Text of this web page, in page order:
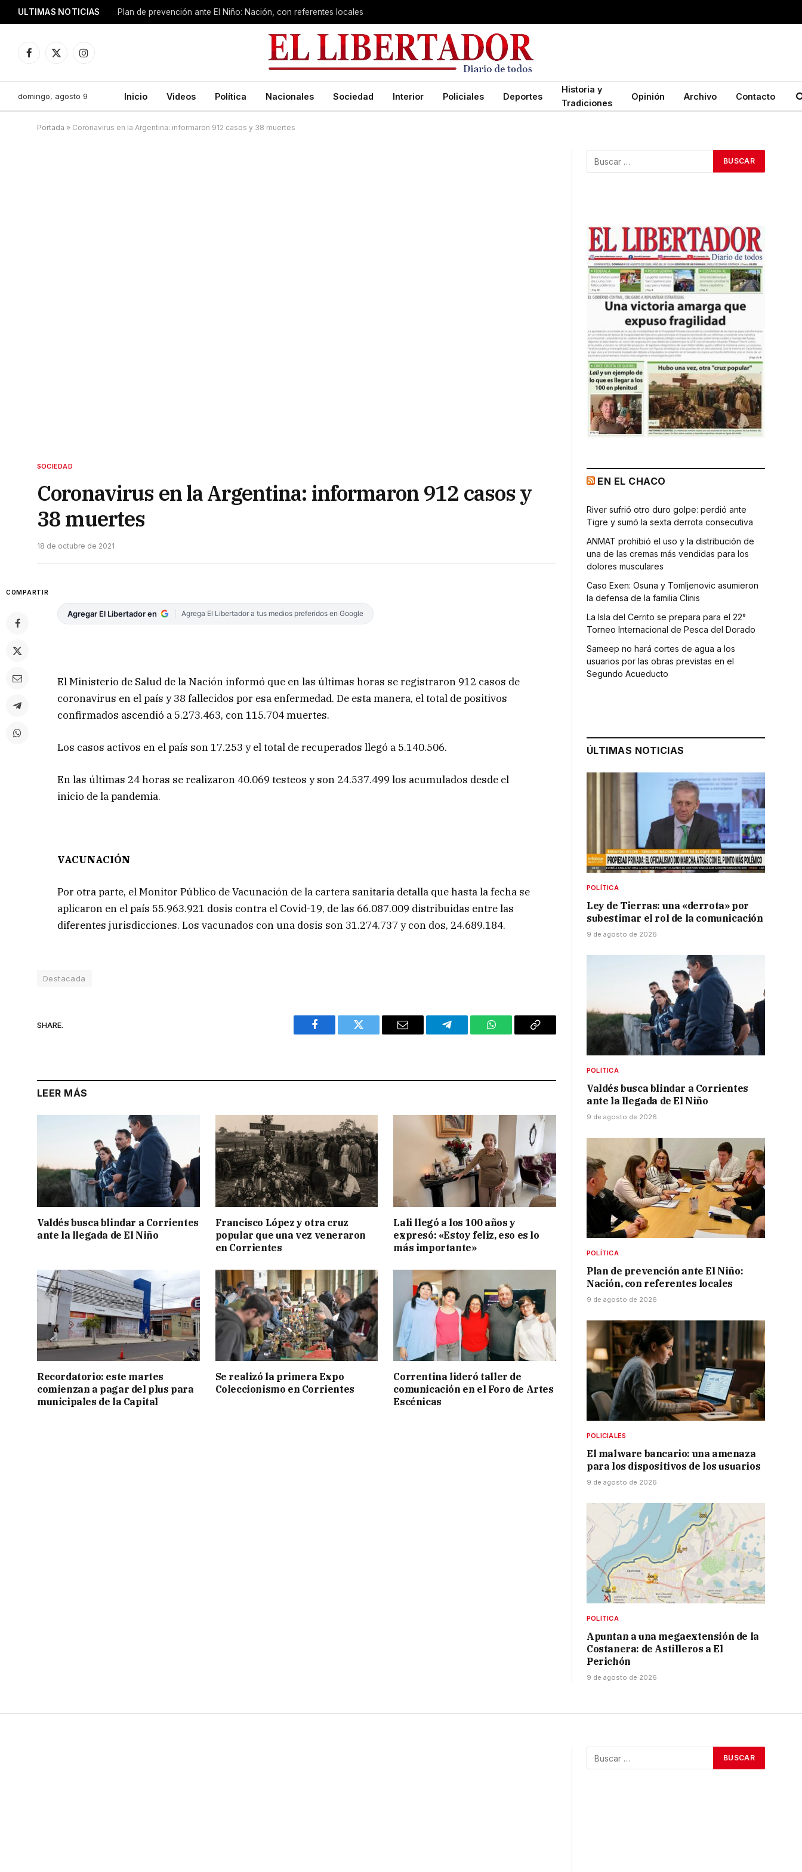
ULTIMAS NOTICIAS Plan de prevención ante El Niño: Nación, con referentes locales
Facebook
X
Instagram
domingo, agosto 9 Inicio Videos Política Nacionales Sociedad Interior Policiales Deportes
Historia y
Tradiciones
Opinión Archivo Contacto
Portada » Coronavirus en la Argentina: informaron 912 casos y 38 muertes
SOCIEDAD
Coronavirus en la Argentina: informaron 912 casos y
38 muertes
18 de octubre de 2021
COMPARTIR
Agregar El Libertador en Agrega El Libertador a tus medios preferidos en Google
El Ministerio de Salud de la Nación informó que en las últimas horas se registraron 912 casos de
coronavirus en el país y 38 fallecidos por esa enfermedad. De esta manera, el total de positivos
confirmados ascendió a 5.273.463, con 115.704 muertes.
Los casos activos en el país son 17.253 y el total de recuperados llegó a 5.140.506.
En las últimas 24 horas se realizaron 40.069 testeos y son 24.537.499 los acumulados desde el
inicio de la pandemia.
VACUNACIÓN
Por otra parte, el Monitor Público de Vacunación de la cartera sanitaria detalla que hasta la fecha se
aplicaron en el país 55.963.921 dosis contra el Covid-19, de las 66.087.009 distribuidas entre las
diferentes jurisdicciones. Los vacunados con una dosis son 31.274.737 y con dos, 24.689.184.
Destacada
SHARE.
Facebook Twitter Email Telegram WhatsAppCopy
LEER MÁS
Valdés busca blindar a Corrientes
ante la llegada de El Niño
Francisco López y otra cruz
popular que una vez veneraron
en Corrientes
Lali llegó a los 100 años y
expresó: «Estoy feliz, eso es lo
más importante»
Recordatorio: este martes
comienzan a pagar del plus para
municipales de la Capital
Se realizó la primera Expo
Coleccionismo en Corrientes
Correntina lideró taller de
comunicación en el Foro de Artes
Escénicas
EN EL CHACO
River sufrió otro duro golpe: perdió ante
Tigre y sumó la sexta derrota consecutiva
ANMAT prohibió el uso y la distribución de
una de las cremas más vendidas para los
dolores musculares
Caso Exen: Osuna y Tomljenovic asumieron
la defensa de la familia Clinis
La Isla del Cerrito se prepara para el 22°
Torneo Internacional de Pesca del Dorado
Sameep no hará cortes de agua a los
usuarios por las obras previstas en el
Segundo Acueducto
ÚLTIMAS NOTICIAS
POLÍTICA
Ley de Tierras: una «derrota» por
subestimar el rol de la comunicación
9 de agosto de 2026
POLÍTICA
Valdés busca blindar a Corrientes
ante la llegada de El Niño
9 de agosto de 2026
POLÍTICA
Plan de prevención ante El Niño:
Nación, con referentes locales
9 de agosto de 2026
POLICIALES
El malware bancario: una amenaza
para los dispositivos de los usuarios
9 de agosto de 2026
POLÍTICA
Apuntan a una megaextensión de la
Costanera: de Astilleros a El
Perichón
9 de agosto de 2026